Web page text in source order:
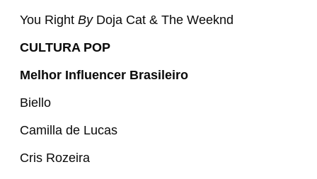
You Right By Doja Cat & The Weeknd
CULTURA POP
Melhor Influencer Brasileiro
Biello
Camilla de Lucas
Cris Rozeira